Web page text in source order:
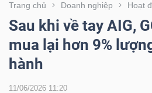
Trang chủ Doanh nghiệp Hoạt
Sau khi về tay AIG,
mua lại hơn 9%
hành
11/06/2026 11:20
CHỨNG
KHOÁN